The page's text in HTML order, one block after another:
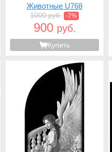
Животные U768
1000 руб. -7%
900 руб.
Купить